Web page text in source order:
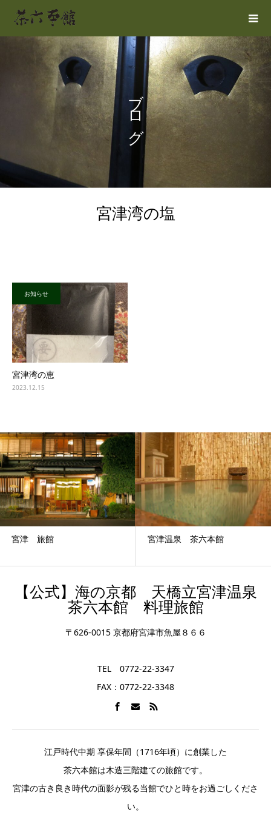
ブログ
宮津湾の塩
お知らせ
宮津湾の恵
2023.12.15
宮津 旅館 宮津温泉 茶六本館
【公式】海の京都 天橋立宮津温泉
茶六本館 料理旅館
〒626-0015 京都府宮津市魚屋８６６
TEL 0772-22-3347
FAX：0772-22-3348
江戸時代中期 享保年間（1716年頃）に創業した
茶六本館は木造三階建ての旅館です。
宮津の古き良き時代の面影が残る当館でひと時をお過ごしくださ
い。